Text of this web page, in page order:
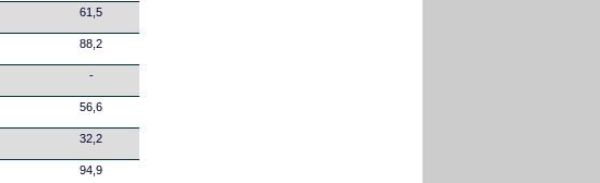
61,5
88,2
-
56,6
32,2
94,9